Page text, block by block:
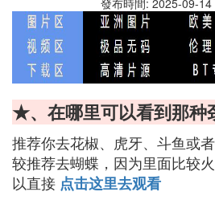
發布時間: 2025-09-
★、在哪里可以看到那种
推荐你去花椒、虎牙、斗鱼或
较推荐去蝴蝶，因为里面比较
以直接 点击这里去观看